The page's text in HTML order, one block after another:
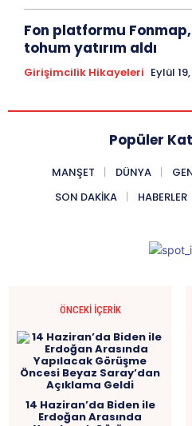
Fon platformu
tohum yatırım aldı
Girişimcilik Hikayeleri Eylül
Popüler
MANŞET DÜNYA
SON DAKIKA
HABERLER
ÖNCEKI İÇERIK
14 Haziran’da Biden ile
Erdoğan Arasında